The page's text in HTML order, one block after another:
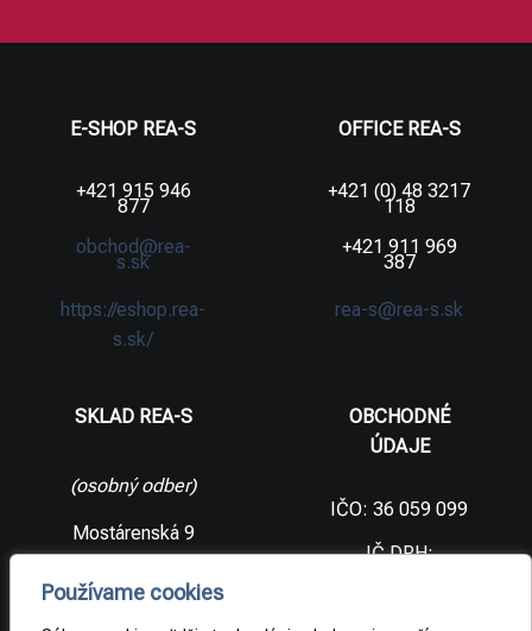
Používame cookies
E-SHOP REA-S
+421 915 946
877
obchod@rea-
s.sk
https://eshop.rea-
s.sk/
OFFICE REA-S
+421 (0) 48 3217
118
+421 911 969
387
rea-s@rea-s.sk
SKLAD REA-S
(osobný odber)
Mostárenská 9
OBCHODNÉ
ÚDAJE
IČO: 36 059 099
IČ DPH: